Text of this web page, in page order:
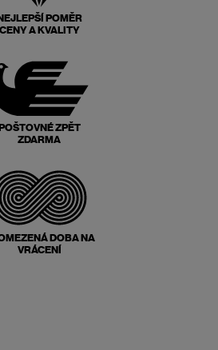
POMĚR
CENY A KVALITY
ZPĚT
ZDARMA
DOBA NA
VRÁCENÍ